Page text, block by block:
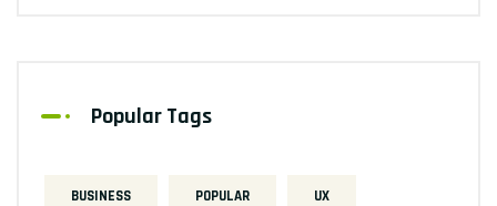
Popular Tags
BUSINESS POPULAR UX